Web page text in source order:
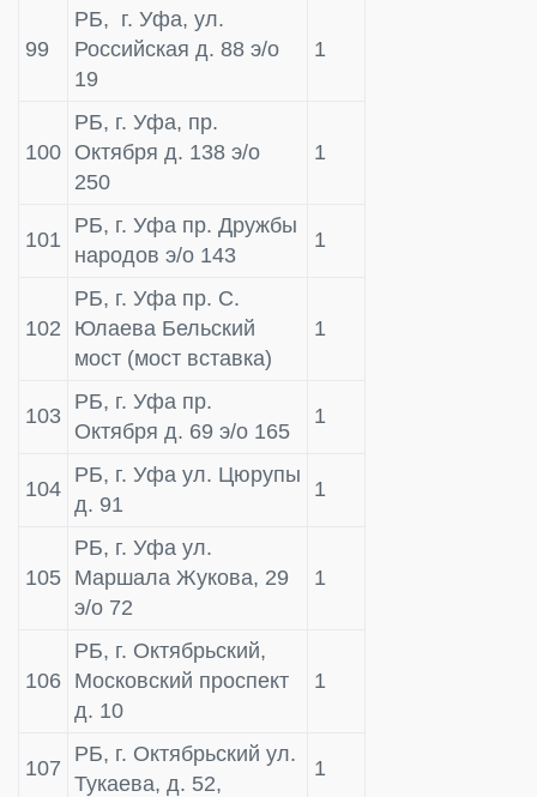
99
РБ, г. Уфа, ул.
Российская д. 88 э/о
19
1
100
РБ, г. Уфа, пр.
Октября д. 138 э/о
250
1
101
РБ, г. Уфа пр. Дружбы
народов э/о 143
1
102
РБ, г. Уфа пр. С.
Юлаева Бельский
мост (мост вставка)
1
103
РБ, г. Уфа пр.
Октября д. 69 э/о 165
1
104
РБ, г. Уфа ул. Цюрупы
д. 91
1
105
РБ, г. Уфа ул.
Маршала Жукова, 29
э/о 72
1
106
РБ, г. Октябрьский,
Московский проспект
д. 10
1
107
РБ, г. Октябрьский ул.
Тукаева, д. 52,
1